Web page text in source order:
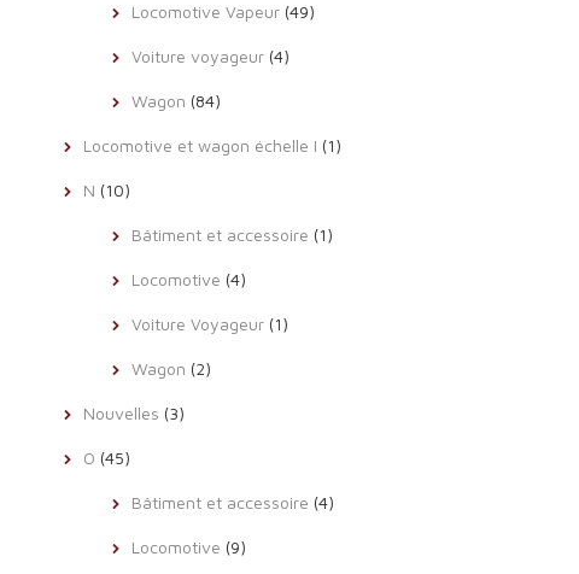
Locomotive Vapeur (49)
Voiture voyageur (4)
Wagon (84)
Locomotive et wagon échelle I (1)
N (10)
Bâtiment et accessoire (1)
Locomotive (4)
Voiture Voyageur (1)
Wagon (2)
Nouvelles (3)
O (45)
Bâtiment et accessoire (4)
Locomotive (9)